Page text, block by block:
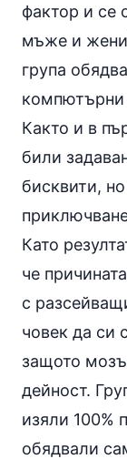
фактор и се
мъже и
група
компютърни
Както и в
били
бисквити,
Като
че
с
човек да си
защото
дейност.
изяли 100%
обядвали